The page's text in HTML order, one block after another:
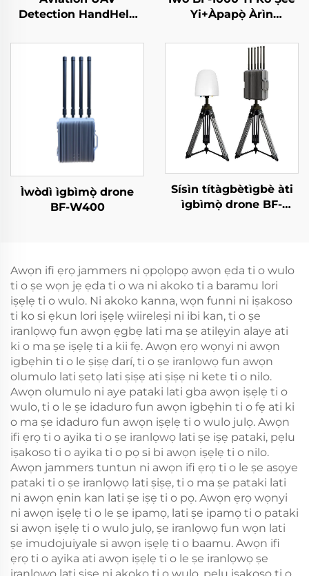
Detection HandHeld
Solutions Against
Drones Portable Long
For FPV
Yi+Àpapọ̀ Àrìn
Ìwòdì ìgbìmọ̀ drone
BF-W400
Sísìn títàgbètìgbè àti
ìgbìmọ̀ drone BF-
Awọn ifi ẹrọ jammers ni ọpọlọpọ awọn ẹda ti o wulo
ti o ṣe wọn jẹ ẹda ti o wa ni akoko ti a baramu lori
iṣẹlẹ ti o wulo. Ni akoko kanna, wọn funni ni iṣakoso
ti ko si ẹkun lori iṣẹlẹ wiireleṣi ni ibi kan, ti o ṣe
iranlọwọ fun awọn ẹgbẹ lati ma ṣe atilẹyin alaye ati
ki o ma ṣe iṣẹlẹ ti a kii fẹ. Awọn ẹrọ wọnyi ni awọn
igbẹhin ti o le ṣiṣẹ darí, ti o ṣe iranlọwọ fun awọn
olumulo lati ṣetọ lati ṣiṣẹ ati ṣiṣẹ ni kete ti o nilo.
Awọn olumulo ni aye pataki lati gba awọn iṣẹlẹ ti o
wulo, ti o le ṣe idaduro fun awọn igbẹhin ti o fẹ ati ki
o ma ṣe idaduro fun awọn iṣẹlẹ ti o wulo julọ. Awọn
ifi ẹrọ ti o ayika ti o ṣe iranlọwọ lati ṣe iṣẹ pataki, pẹlu
iṣakoso ti o ayika ti o pọ si bi awọn iṣẹlẹ ti o nilo.
Awọn jammers tuntun ni awọn ifi ẹrọ ti o le ṣe asọye
pataki ti o ṣe iranlọwọ lati ṣiṣẹ, ti o ma ṣe pataki lati
ni awọn ẹnin kan lati ṣe iṣẹ ti o pọ. Awọn ẹrọ wọnyi
ni awọn iṣẹlẹ ti o le ṣe ipamọ, lati ṣe ipamọ ti o pataki
si awọn iṣẹlẹ ti o wulo julọ, ṣe iranlọwọ fun wọn lati
ṣe imudojuiyale si awọn iṣẹlẹ ti o baamu. Awọn ifi
ẹrọ ti o ayika ati awọn iṣẹlẹ ti o le ṣe iranlọwọ ṣe